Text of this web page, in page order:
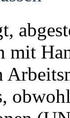
mit